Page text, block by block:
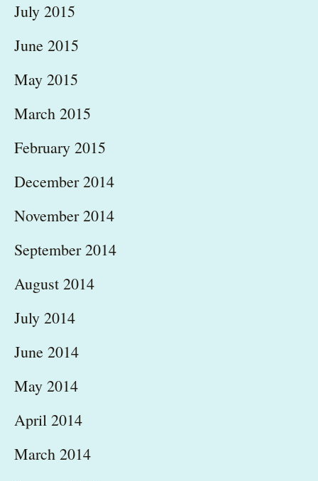
July 2015
June 2015
May 2015
March 2015
February 2015
December 2014
November 2014
September 2014
August 2014
July 2014
June 2014
May 2014
April 2014
March 2014